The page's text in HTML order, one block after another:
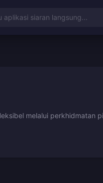
aplikasi siaran langsung...
melalui perkhidmatan